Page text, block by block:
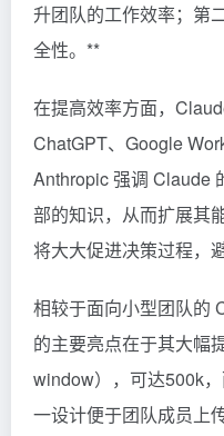
升团队的工作效率；第
全性。**
在提高效率方面，
ChatGPT、Google
Anthropic 强调 Claude
部的知识，从而扩展其
将大大促进决策过程，
相较于面向小型团队的
的主要亮点在于其大幅
window），可达500k
一设计便于团队成员上